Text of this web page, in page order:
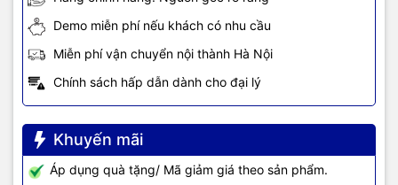
Demo miễn phí nếu khách có nhu cầu
Miễn phí vận chuyển nội thành Hà Nội
Chính sách hấp dẫn dành cho đại lý
Khuyến mãi
Áp dụng quà tặng/ Mã giảm giá theo sản phẩm.